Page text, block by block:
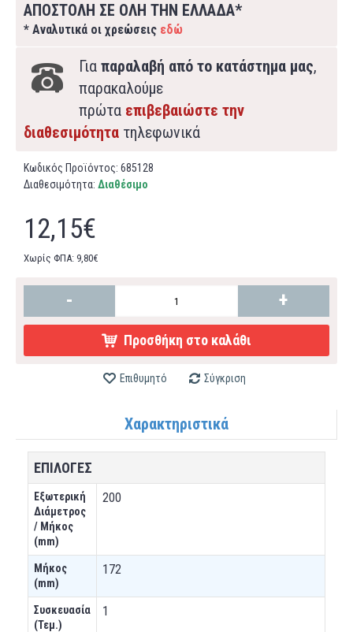
ΑΠΟΣΤΟΛΗ ΣΕ ΟΛΗ ΤΗΝ ΕΛΛΑΔΑ*
* Αναλυτικά οι χρεώσεις εδώ
Για παραλαβή από το κατάστημα μας,
παρακαλούμε
πρώτα επιβεβαιώστε την
διαθεσιμότητα τηλεφωνικά
Κωδικός Προϊόντος: 685128
Διαθεσιμότητα: Διαθέσιμο
12,15€
Χωρίς ΦΠΑ: 9,80€
- +
Προσθήκη στο καλάθι
Επιθυμητό Σύγκριση
Χαρακτηριστικά
ΕΠΙΛΟΓΕΣ
Εξωτερική
Διάμετρος
/ Μήκος
(mm)
200
Μήκος
(mm)
172
Συσκευασία
(Τεμ.)
1